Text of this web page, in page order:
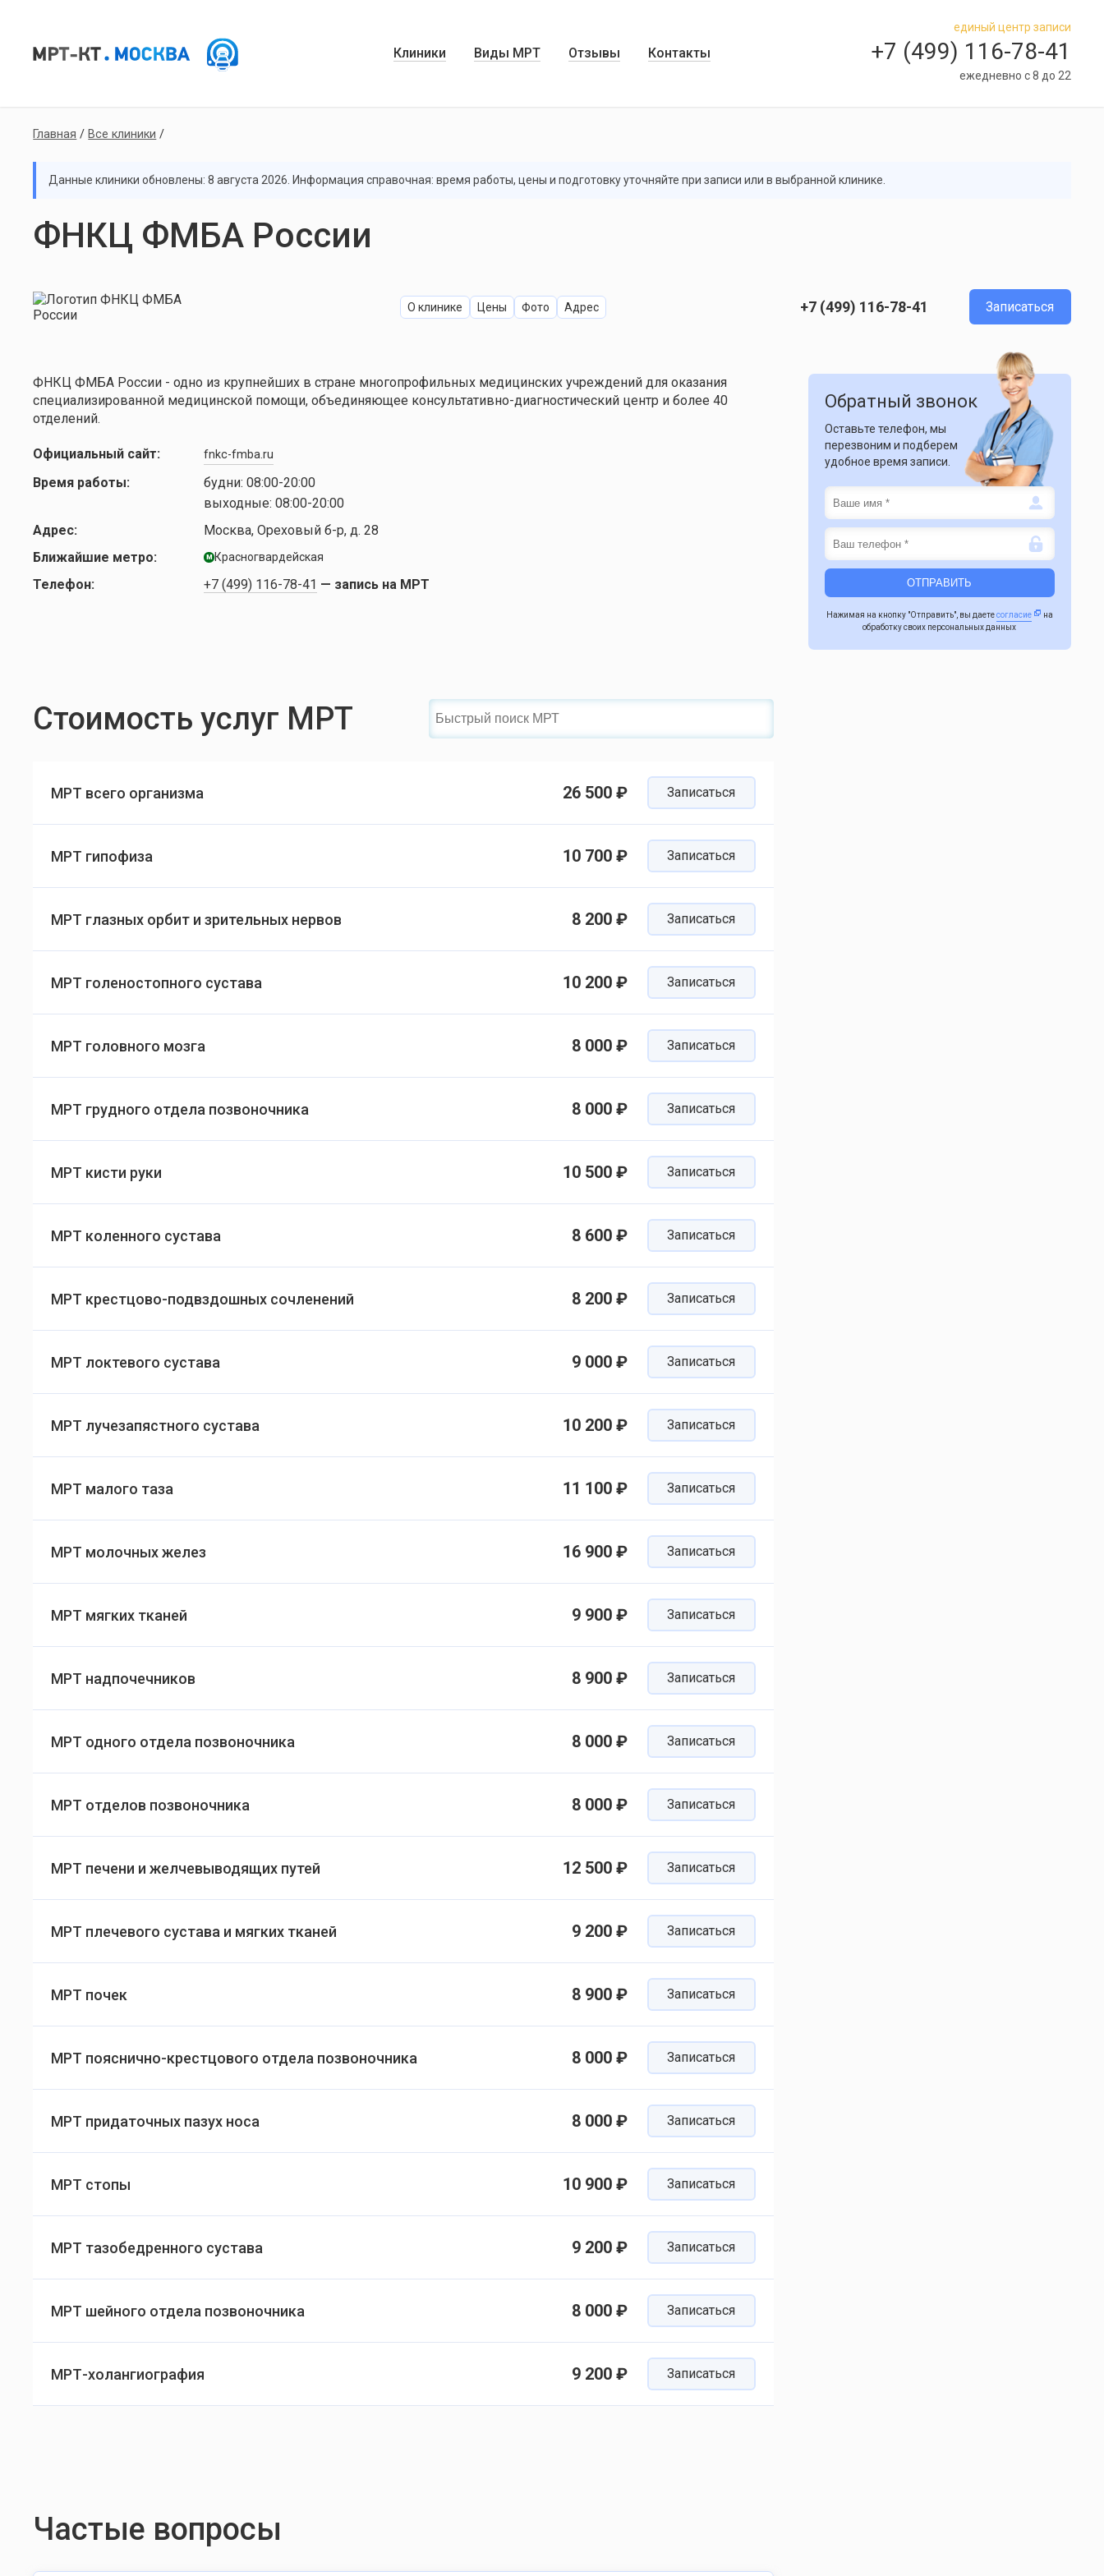
единый центр записи
+7 (499) 116-78-41
ежедневно с 8 до 22
Клиники Виды МРТ Отзывы Контакты
Главная / Все клиники /
Данные клиники обновлены: 8 августа 2026. Информация справочная: время работы, цены и подготовку уточняйте при записи или в выбранной клинике.
ФНКЦ ФМБА России
О клинике Цены Фото Адрес +7 (499) 116-78-41 Записаться
ФНКЦ ФМБА России - одно из крупнейших в стране многопрофильных медицинских учреждений для оказания
специализированной медицинской помощи, объединяющее консультативно-диагностический центр и более 40
отделений.
Официальный сайт: fnkc-fmba.ru
Время работы: будни: 08:00-20:00
выходные: 08:00-20:00
Адрес:
Москва, Ореховый б-р, д. 28
Ближайшие метро:
м Красногвардейская
Телефон: +7 (499) 116-78-41 — запись на МРТ
Стоимость услуг МРТ
МРТ всего организма 26 500 ₽ Записаться
МРТ гипофиза 10 700 ₽ Записаться
МРТ глазных орбит и зрительных нервов 8 200 ₽ Записаться
МРТ голеностопного сустава 10 200 ₽ Записаться
МРТ головного мозга 8 000 ₽ Записаться
МРТ грудного отдела позвоночника 8 000 ₽ Записаться
МРТ кисти руки 10 500 ₽ Записаться
МРТ коленного сустава 8 600 ₽ Записаться
МРТ крестцово-подвздошных сочленений 8 200 ₽ Записаться
МРТ локтевого сустава 9 000 ₽ Записаться
МРТ лучезапястного сустава 10 200 ₽ Записаться
МРТ малого таза 11 100 ₽ Записаться
МРТ молочных желез 16 900 ₽ Записаться
МРТ мягких тканей 9 900 ₽ Записаться
МРТ надпочечников 8 900 ₽ Записаться
МРТ одного отдела позвоночника 8 000 ₽ Записаться
МРТ отделов позвоночника 8 000 ₽ Записаться
МРТ печени и желчевыводящих путей 12 500 ₽ Записаться
МРТ плечевого сустава и мягких тканей 9 200 ₽ Записаться
МРТ почек 8 900 ₽ Записаться
МРТ пояснично-крестцового отдела позвоночника 8 000 ₽ Записаться
МРТ придаточных пазух носа 8 000 ₽ Записаться
МРТ стопы 10 900 ₽ Записаться
МРТ тазобедренного сустава 9 200 ₽ Записаться
МРТ шейного отдела позвоночника 8 000 ₽ Записаться
МРТ-холангиография 9 200 ₽ Записаться
Частые вопросы
Обратный звонок
Оставьте телефон, мы
перезвоним и подберем
удобное время записи.
Нажимая на кнопку "Отправить", вы даетесогласие
на
обработку своих персональных данных